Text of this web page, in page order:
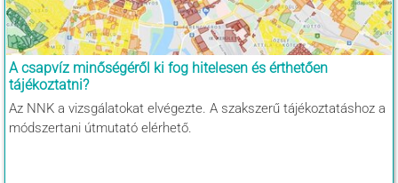
A csapvíz minőségéről ki fog hitelesen és érthetően
tájékoztatni?
Az NNK a vizsgálatokat elvégezte. A szakszerű tájékoztatáshoz a
módszertani útmutató elérhető.